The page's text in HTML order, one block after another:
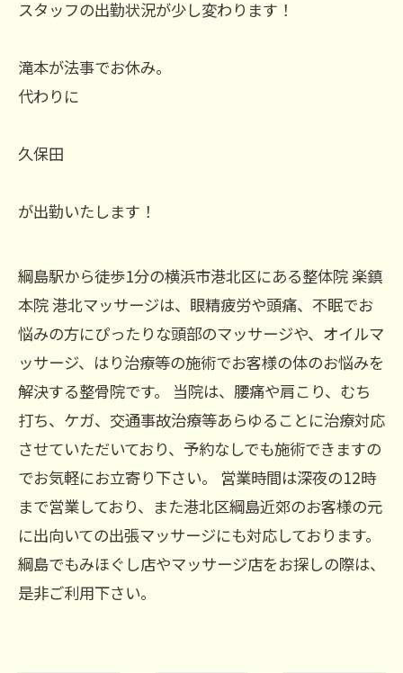
スタッフの出勤状況が少し変わります！
滝本が法事でお休み。
代わりに
久保田
が出勤いたします！
綱島駅から徒歩1分の横浜市港北区にある整体院 楽鎮
本院 港北マッサージは、眼精疲労や頭痛、不眠でお
悩みの方にぴったりな頭部のマッサージや、オイルマ
ッサージ、はり治療等の施術でお客様の体のお悩みを
解決する整骨院です。 当院は、腰痛や肩こり、むち
打ち、ケガ、交通事故治療等あらゆることに治療対応
させていただいており、予約なしでも施術できますの
でお気軽にお立寄り下さい。 営業時間は深夜の12時
まで営業しており、また港北区綱島近郊のお客様の元
に出向いての出張マッサージにも対応しております。
綱島でもみほぐし店やマッサージ店をお探しの際は、
是非ご利用下さい。